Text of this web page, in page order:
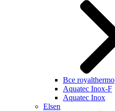
Все royalthermo
Aquatec Inox-F
Aquatec Inox
Elsen